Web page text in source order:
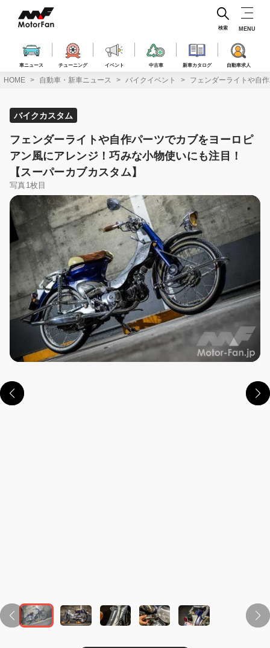
ス
車ニュース チューニング イベント 中古車 新車カタログ 自動車求人
検索 MENU
HOME 自動車・新車ニュース バイクイベント フェンダーライトや自
バイクカスタム
フェンダーライトや自作パーツでカブをヨーロピ
アン風にアレンジ！巧みな小物使いにも注目！
【スーパーカブカスタム】
写真1枚目